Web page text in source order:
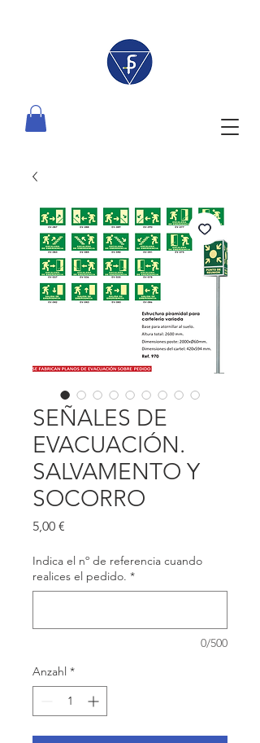
SEÑALES DE
EVACUACIÓN.
SALVAMENTO Y
SOCORRO
5,00 €
Indica el nº de referencia cuando
realices el pedido. *
0/500
Anzahl *